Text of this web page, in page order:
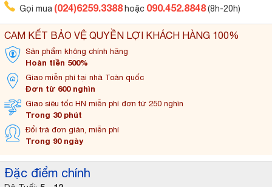
Đặc điểm chính
CAM KẾT BẢO VỆ QUYỀN LỢI KHÁCH HÀNG 100%
Sản phẩm không chính hãng
Hoàn tiền 500%
Giao miễn phí tại nhà Toàn quốc
Đơn từ 600 nghìn
Giao siêu tốc HN miễn phí đơn từ 250 nghìn
Trong 30 phút
Đổi trả đơn giản, miễn phí
Trong 90 ngày
Gọi mua (024)6259.3388 hoặc 090.452.8848(8h-20h)